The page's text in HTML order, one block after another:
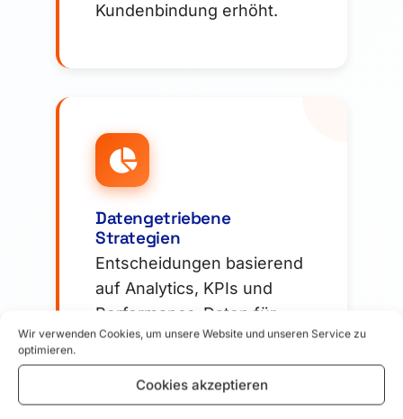
Wir verwenden Cookies, um unsere Website und unseren Service zu
optimieren.
Cookies akzeptieren
Kundenbindung erhöht.
Datengetriebene
Strategien
Entscheidungen basierend
auf Analytics, KPIs und
Performance-Daten für
maximalen Marketing-
Erfolg.